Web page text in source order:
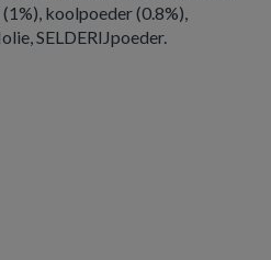
koolpoeder (0.8%),
SELDERIJpoeder.